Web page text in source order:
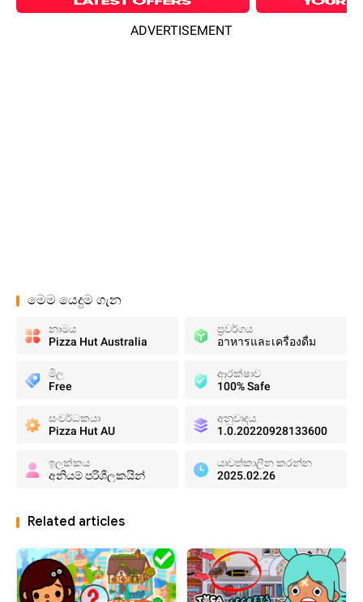
ADVERTISEMENT
මෙම යෙදුම ගැන
නාමය
Pizza Hut Australia
ප්‍රවර්ගය
อาหารและเครื่องดื่ม
මිල
Free
ආරක්ෂාව
100% Safe
සංවර්ධකයා
Pizza Hut AU
අනුවාදය
1.0.20220928133600
ඉලක්කය
අනියම් පරිශීලකයින්
යාවත්කාලීන කරන්න
2025.02.26
Related articles